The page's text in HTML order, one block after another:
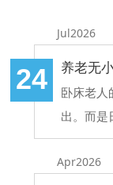
Jul2026
24 养老无
卧床老人
出。而是
的把控。
属都无所
Apr2026